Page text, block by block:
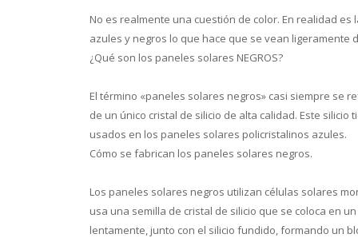
No es realmente una cuestión de color. En realidad
azules y negros lo que hace que se vean ligeramente
¿Qué son los paneles solares NEGROS?
El término «paneles solares negros» casi siempre se
de un único cristal de silicio de alta calidad. Este
usados en los paneles solares policristalinos azules.
Cómo se fabrican los paneles solares negros.
Los paneles solares negros utilizan células solares
usa una semilla de cristal de silicio que se coloca en
lentamente, junto con el silicio fundido, formando un